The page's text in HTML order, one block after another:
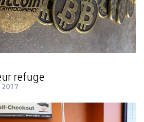
refuge
2017